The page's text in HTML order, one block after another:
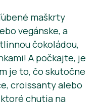
maškrty
vegánske, a
čokoládou,
A počkajte, je
je to, čo skutočne
croissanty alebo
chutia na